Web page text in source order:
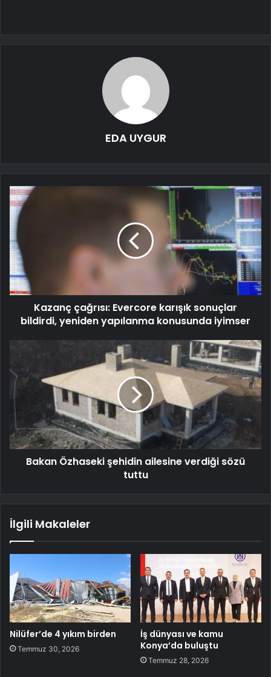
EDA UYGUR
Kazanç çağrısı: Evercore karışık sonuçlar
bildirdi, yeniden yapılanma konusunda iyimser
Bakan Özhaseki şehidin ailesine verdiği sözü
tuttu
İlgili Makaleler
Nilüfer’de 4 yıkım birden
Temmuz 30, 2026
İş dünyası ve kamu
Konya’da buluştu
Temmuz 28, 2026